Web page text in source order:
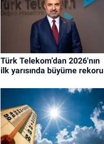
Türk Telekom’dan 2026'nın
ilk yarısında büyüme rekoru